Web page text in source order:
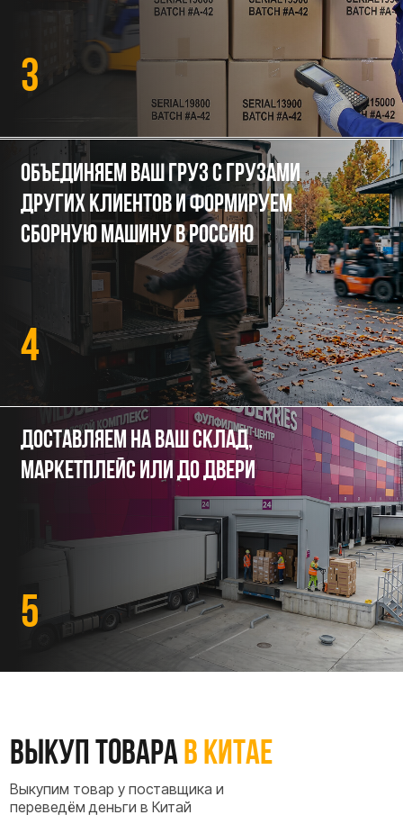
Доставляем на ваш склад,
маркетплейс или до двери
5
Любые площадки
Работаем с 1688, Taobao, Alibaba и
любыми китайскими поставщиками
Официально по инвойсу (заключаем контракт и
оплачиваем инвойс поставщику)
ВЫКУП ТОВАРА В КИТАЕ
Выкупим товар у поставщика и
переведём деньги в Китай